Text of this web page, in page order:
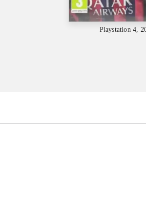
Playstation 4,